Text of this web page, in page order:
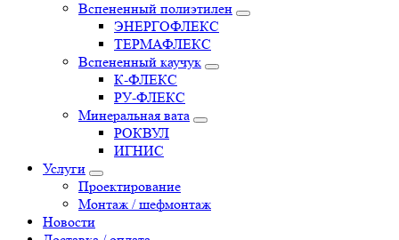
Вспененный полиэтилен
ЭНЕРГОФЛЕКС
ТЕРМАФЛЕКС
Вспененный каучук
К-ФЛЕКС
РУ-ФЛЕКС
Минеральная вата
РОКВУЛ
ИГНИС
Услуги
Проектирование
Монтаж / шефмонтаж
Новости